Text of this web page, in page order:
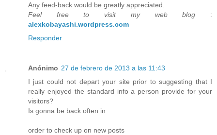
Any feed-back would be greatly appreciated.
Feel free to visit my web blog :
alexkobayashi.wordpress.com
Responder
Anónimo 27 de febrero de 2013 a las 11:43
I just could not depart your site prior to suggesting that I
really enjoyed the standard info a person provide for your
visitors?
Is gonna be back often in
order to check up on new posts